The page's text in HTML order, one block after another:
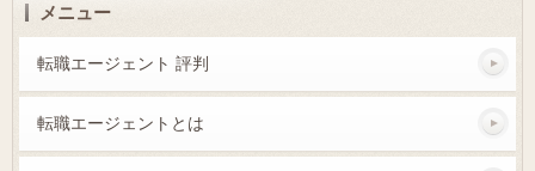
メニュー
転職エージェント 評判
転職エージェントとは